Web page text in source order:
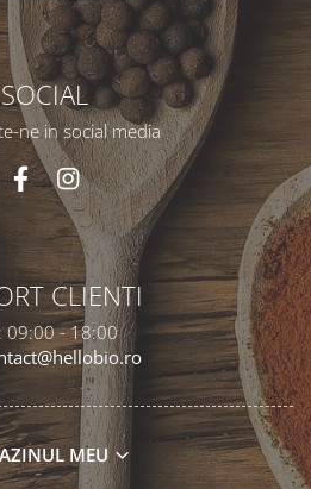
SOCIAL
ne in social media
CLIENTI
09:00 - 18:00
MEU